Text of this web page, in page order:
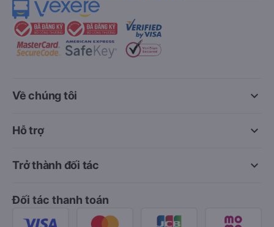
keyboard_arrow_down
Về chúng tôi
keyboard_arrow_down
Hỗ trợ
keyboard_arrow_down
Trở thành đối tác
Đối tác thanh toán